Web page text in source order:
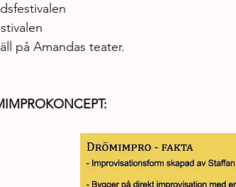
på Amandas teater.